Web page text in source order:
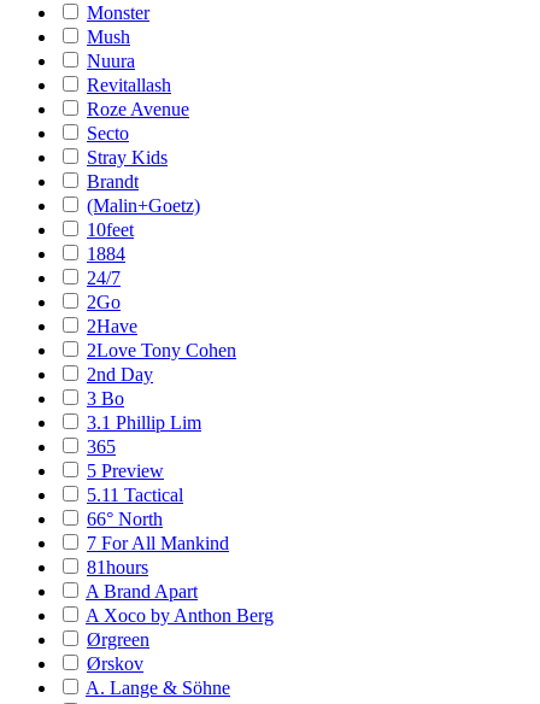
Monster
Mush
Nuura
Revitallash
Roze Avenue
Secto
Stray Kids
Brandt
(Malin+Goetz)
10feet
1884
24/7
2Go
2Have
2Love Tony Cohen
2nd Day
3 Bo
3.1 Phillip Lim
365
5 Preview
5.11 Tactical
66° North
7 For All Mankind
81hours
A Brand Apart
A Xoco by Anthon Berg
Ørgreen
Ørskov
A. Lange & Söhne